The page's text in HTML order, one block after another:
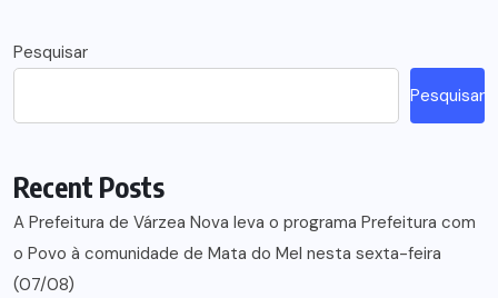
Pesquisar
Pesquisar
Recent Posts
A Prefeitura de Várzea Nova leva o programa Prefeitura com
o Povo à comunidade de Mata do Mel nesta sexta-feira
(07/08)